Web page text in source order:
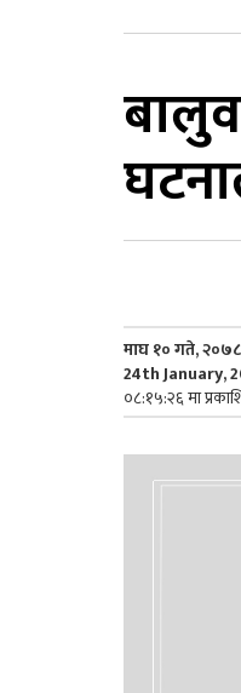
माघ १० गते,
24th January,
०८:१५:२६ मा